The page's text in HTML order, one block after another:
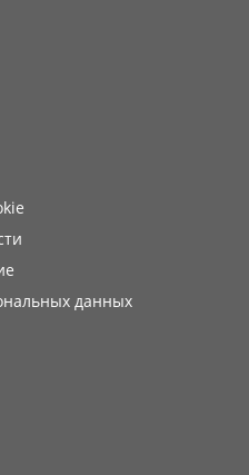
данных